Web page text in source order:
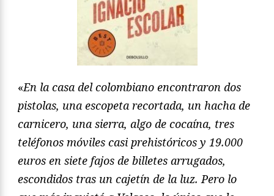
«En la casa del colombiano encontraron dos
pistolas, una escopeta recortada, un hacha de
carnicero, una sierra, algo de cocaína, tres
teléfonos móviles casi prehistóricos y 19.000
euros en siete fajos de billetes arrugados,
escondidos tras un cajetín de la luz. Pero lo